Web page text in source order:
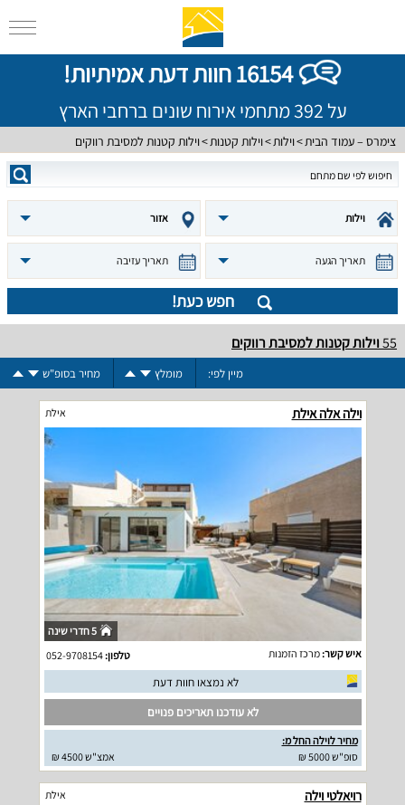
16154 חוות דעת אמיתיות!
על 392 מתחמי אירוח שונים ברחבי הארץ
צימרס – עמוד הבית וילות וילות קטנות וילות קטנות למסיבת רווקים
וילות אזור
תאריך הגעה תאריך עזיבה
חפש כעת!
55וילות קטנות למסיבת רווקים
מיין לפי: מומלץ מחיר בסופ"ש
וילה אלה אילת אילת
5 חדרי שינה
איש קשר:מרכז הזמנות טלפון:052-9708154
לא נמצאו חוות דעת
לא עודכנו תאריכים פנויים
מחיר לוילה החל מ:
סופ"ש 5000 ₪
אמצ"ש 4500 ₪
רויאלטי וילה אילת